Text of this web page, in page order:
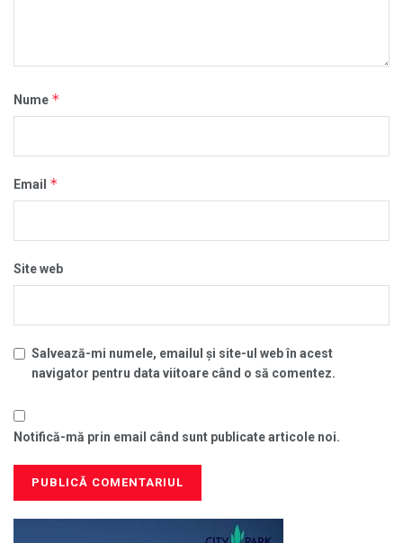
Nume *
Email *
Site web
Salvează-mi numele, emailul și site-ul web în acest
navigator pentru data viitoare când o să comentez.
Notifică-mă prin email când sunt publicate articole noi.